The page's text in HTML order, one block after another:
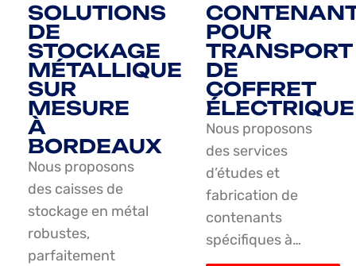
SOLUTIONS
DE
STOCKAGE
MÉTALLIQUE
SUR
MESURE
À
BORDEAUX
Nous proposons
des caisses de
stockage en métal
robustes,
parfaitement
POUR
TRANSPORT
DE
COFFRET
ÉLECTRIQUE
Nous proposons
des services
d’études et
fabrication de
contenants
spécifiques à…